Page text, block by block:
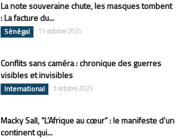
La note souveraine chute, les masques tombent
: La facture du...
Sénégal 11 octobre 2025
Conflits sans caméra : chronique des guerres
visibles et invisibles
International 3 octobre 2025
Macky Sall, “L’Afrique au cœur” : le manifeste d’un
continent qui...